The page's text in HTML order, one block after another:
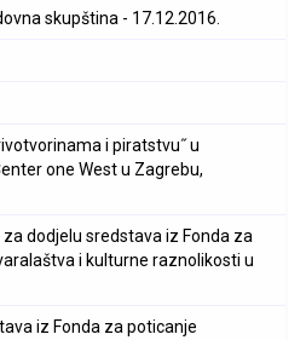
skupština - 17.12.2016.
i piratstvu˝ u
one West u Zagrebu,
za dodjelu sredstava iz Fonda za
i kulturne raznolikosti u
iz Fonda za poticanje